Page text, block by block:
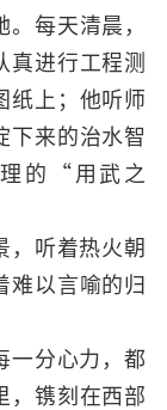
每天清晨，
真进行工程测
纸上；他听师
下来的治水智
的“用武之
，听着热火朝
以言喻的归
一分心力，都
，镌刻在西部